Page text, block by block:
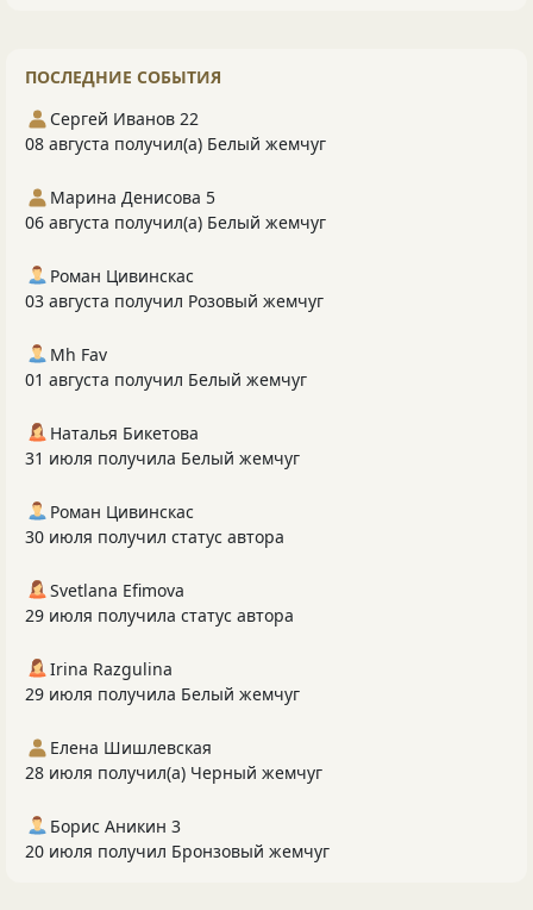
ПОСЛЕДНИЕ СОБЫТИЯ
Сергей Иванов 22
08 августа получил(а) Белый жемчуг
Марина Денисова 5
06 августа получил(а) Белый жемчуг
Роман Цивинскас
03 августа получил Розовый жемчуг
Mh Fav
01 августа получил Белый жемчуг
Наталья Бикетова
31 июля получила Белый жемчуг
Роман Цивинскас
30 июля получил статус автора
Svetlana Efimova
29 июля получила статус автора
Irina Razgulina
29 июля получила Белый жемчуг
Елена Шишлевская
28 июля получил(а) Черный жемчуг
Борис Аникин 3
20 июля получил Бронзовый жемчуг